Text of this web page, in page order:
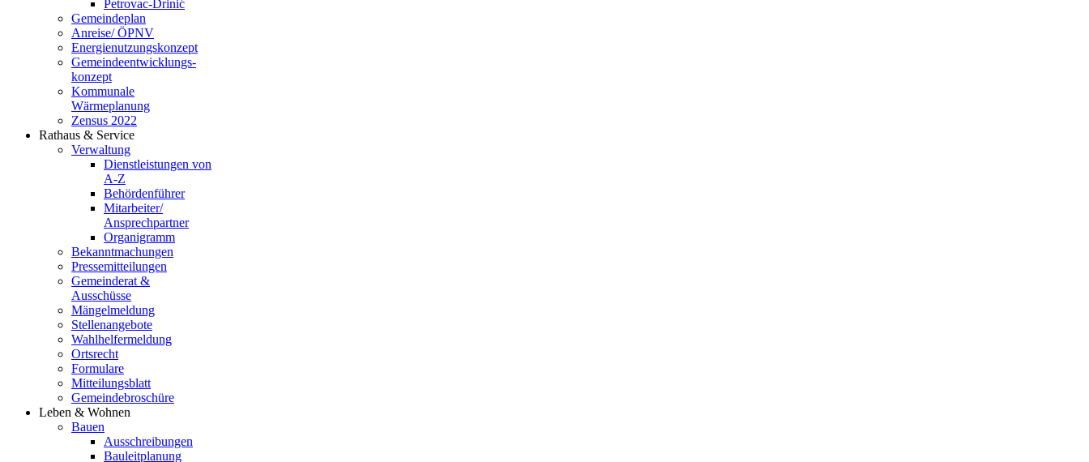
Petrovac-Drinić
Gemeindeplan
Anreise/ ÖPNV
Energienutzungskonzept
Gemeindeentwicklungs­
konzept
Kommunale
Wärmeplanung
Zensus 2022
Rathaus & Service
Verwaltung
Dienstleistungen von
A-Z
Behördenführer
Mitarbeiter/
Ansprechpartner
Organigramm
Bekanntmachungen
Pressemitteilungen
Gemeinderat &
Ausschüsse
Mängelmeldung
Stellenangebote
Wahlhelfermeldung
Ortsrecht
Formulare
Mitteilungsblatt
Gemeindebroschüre
Leben & Wohnen
Bauen
Ausschreibungen
Bauleitplanung